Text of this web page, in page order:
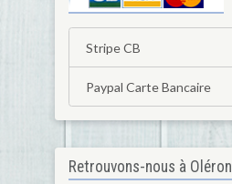
Stripe CB
Paypal Carte Bancaire
Retrouvons-nous à Oléron